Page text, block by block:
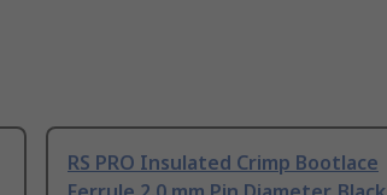
RS PRO Insulated Crimp Bootlace